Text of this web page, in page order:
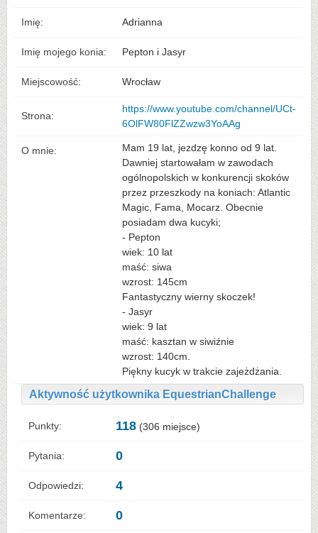
Imię: Adrianna
Imię mojego konia: Pepton i Jasyr
Miejscowość: Wrocław
Strona:
https://www.youtube.com/channel/UCt-
6OlFW80FlZZwzw3YoAAg
O mnie:
Mam 19 lat, jezdzę konno od 9 lat.
Dawniej startowałam w zawodach
ogólnopolskich w konkurencji skoków
przez przeszkody na koniach: Atlantic
Magic, Fama, Mocarz. Obecnie
posiadam dwa kucyki;
- Pepton
wiek: 10 lat
maść: siwa
wzrost: 145cm
Fantastyczny wierny skoczek!
- Jasyr
wiek: 9 lat
maść: kasztan w siwiźnie
wzrost: 140cm.
Piękny kucyk w trakcie zajeżdżania.
Aktywność użytkownika EquestrianChallenge
Punkty: 118 (306 miejsce)
Pytania: 0
Odpowiedzi: 4
Komentarze: 0